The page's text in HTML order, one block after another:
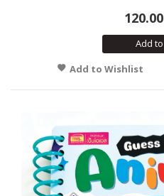
Add
Add to Wishlist